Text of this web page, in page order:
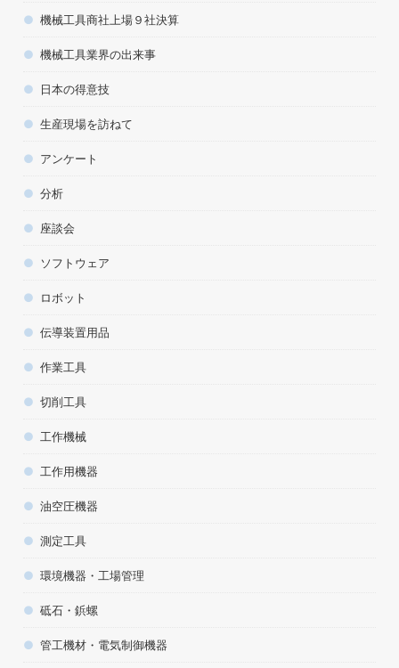
機械工具商社上場９社決算
機械工具業界の出来事
日本の得意技
生産現場を訪ねて
アンケート
分析
座談会
ソフトウェア
ロボット
伝導装置用品
作業工具
切削工具
工作機械
工作用機器
油空圧機器
測定工具
環境機器・工場管理
砥石・鋲螺
管工機材・電気制御機器